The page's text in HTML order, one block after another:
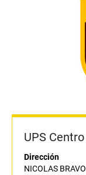
UPS
Dirección
NICOLAS